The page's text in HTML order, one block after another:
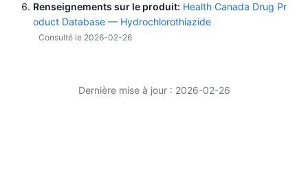
Renseignements sur le produit Health Canada Drug Pr
oduct Database — Hydrochlorothiazide
Consulté le 2026-02-26
Dernière mise à jour : 2026-02-26